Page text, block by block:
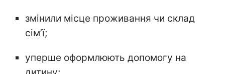
змінили місце проживання чи склад
сімʼї;
уперше оформлюють допомогу на